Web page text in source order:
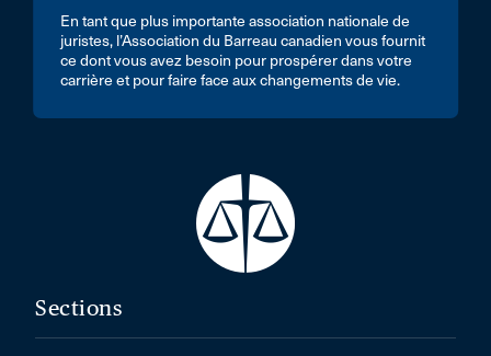
En tant que plus importante association nationale de
juristes, l’Association du Barreau canadien vous fournit
ce dont vous avez besoin pour prospérer dans votre
carrière et pour faire face aux changements de vie.
Sections